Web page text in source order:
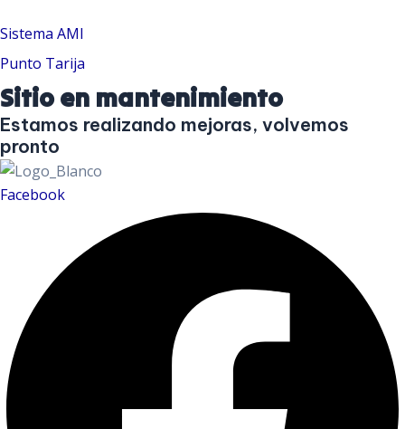
Sistema AMI
Punto Tarija
Sitio en mantenimiento
Estamos realizando mejoras, volvemos
pronto
Facebook